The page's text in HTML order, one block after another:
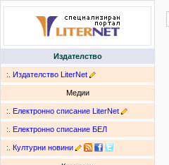
Издателство
:. Издателство LiterNet
Медии
:. Електронно списание LiterNet
:. Електронно списание БЕЛ
:. Културни новини